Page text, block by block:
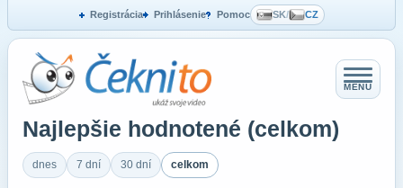
Registrácia Prihlásenie Pomoc SK/ CZ
MENU
Najlepšie hodnotené (celkom)
dnes 7 dní 30 dní celkom